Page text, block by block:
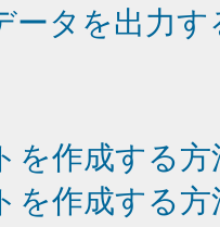
ータを出力す
を作成する方
を作成する方